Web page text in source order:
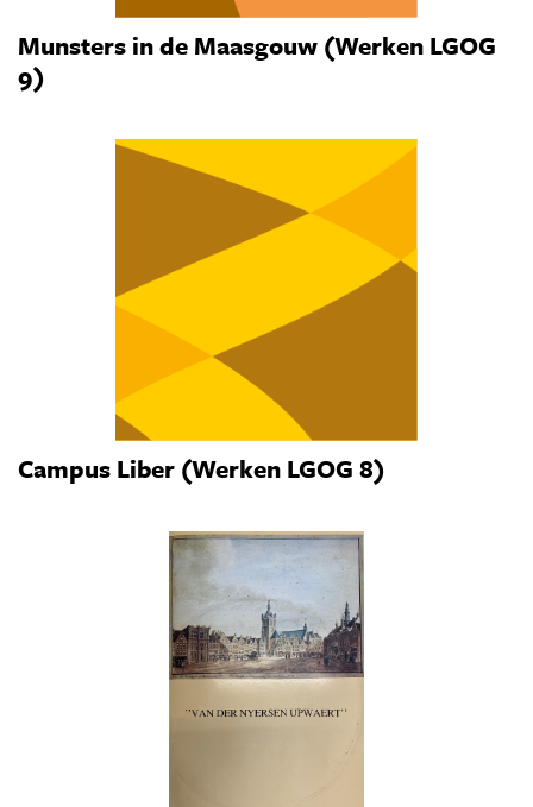
Munsters in de Maasgouw (Werken LGOG
9)
Campus Liber (Werken LGOG 8)